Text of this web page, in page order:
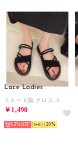
Lace Ladies
￥1,490
62% 20